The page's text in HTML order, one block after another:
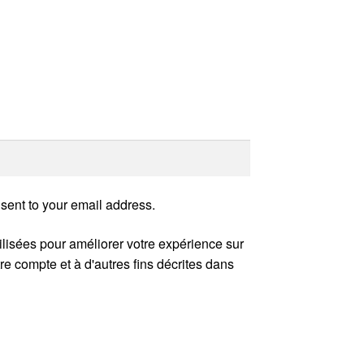
to your email address.
pour améliorer votre expérience sur
compte et à d'autres fins décrites dans